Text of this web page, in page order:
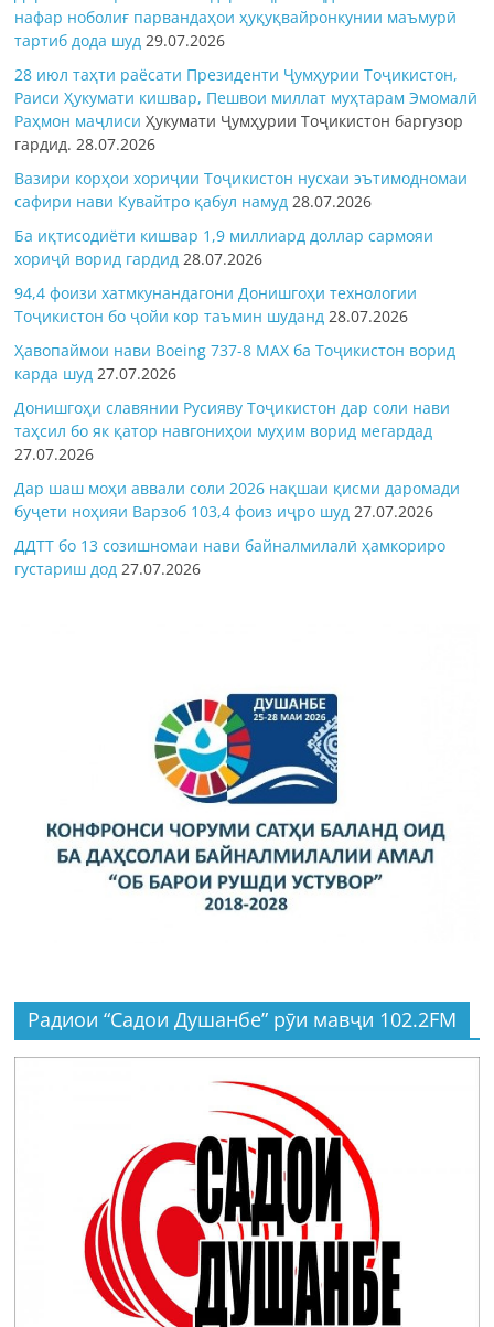
нафар ноболиғ парвандаҳои ҳуқуқвайронкунии маъмурӣ
тартиб дода шуд 29.07.2026
28 июл таҳти раёсати Президенти Ҷумҳурии Тоҷикистон,
Раиси Ҳукумати кишвар, Пешвои миллат муҳтарам Эмомалӣ
Раҳмон маҷлисиҲукумати Ҷумҳурии Тоҷикистон баргузор
гардид.28.07.2026
Вазири корҳои хориҷии Тоҷикистон нусхаи эътимодномаи
сафири нави Кувайтро қабул намуд 28.07.2026
Ба иқтисодиёти кишвар 1,9 миллиард доллар сармояи
хориҷӣ ворид гардид 28.07.2026
94,4 фоизи хатмкунандагони Донишгоҳи технологии
Тоҷикистон бо ҷойи кор таъмин шуданд 28.07.2026
Ҳавопаймои нави Boeing 737-8 MAX ба Тоҷикистон ворид
карда шуд 27.07.2026
Донишгоҳи славянии Русияву Тоҷикистон дар соли нави
таҳсил бо як қатор навгониҳои муҳим ворид мегардад
27.07.2026
Дар шаш моҳи аввали соли 2026 нақшаи қисми даромади
буҷети ноҳияи Варзоб 103,4 фоиз иҷро шуд 27.07.2026
ДДТТ бо 13 созишномаи нави байналмилалӣ ҳамкориро
густариш дод 27.07.2026
Радиои “Садои Душанбе” рӯи мавҷи 102.2FM